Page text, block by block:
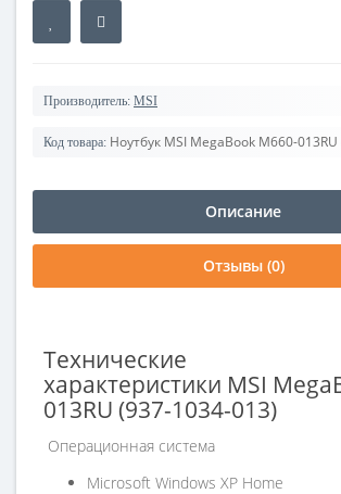
Производитель: MSI
Код товара: Ноутбук MSI MegaBook M660-
Описание
Отзывы (0)
Технические
характеристики MSI
013RU (937-1034-013)
Операционная система
Microsoft Windows XP Home